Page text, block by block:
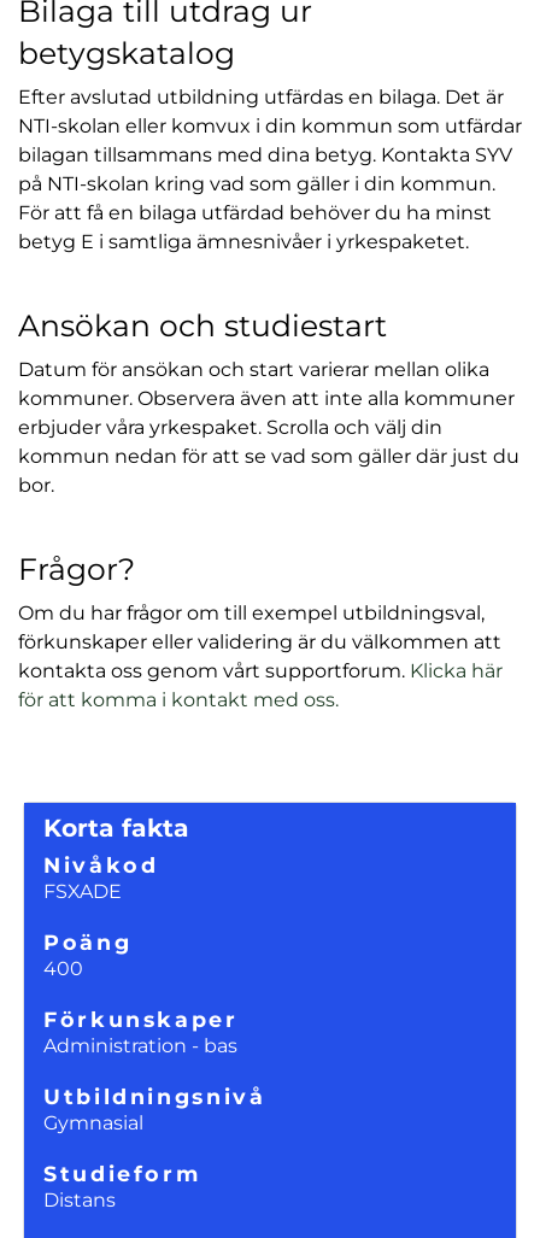
s
i
n
y
t
t
s
t
e
r
Bilaga till utdrag ur
betygskatalog
Efter avslutad utbildning utfärdas en bilaga. Det är
NTI-skolan eller komvux i din kommun som utfärdar
bilagan tillsammans med dina betyg. Kontakta SYV
på NTI-skolan kring vad som gäller i din kommun.
För att få en bilaga utfärdad behöver du ha minst
betyg E i samtliga ämnesnivåer i yrkespaketet.
Ansökan och studiestart
Datum för ansökan och start varierar mellan olika
kommuner. Observera även att inte alla kommuner
erbjuder våra yrkespaket. Scrolla och välj din
kommun nedan för att se vad som gäller där just du
bor.
Frågor?
Om du har frågor om till exempel utbildningsval,
förkunskaper eller validering är du välkommen att
kontakta oss genom vårt supportforum. Klicka här
för att komma i kontakt med oss.
Korta fakta
Nivåkod
FSXADE
Poäng
400
Förkunskaper
Administration - bas
Utbildningsnivå
Gymnasial
Studieform
Distans